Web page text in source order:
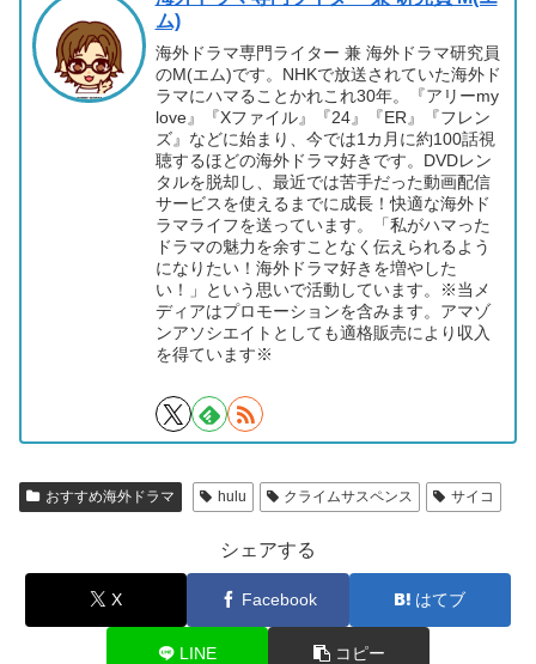
ム)
海外ドラマ専門ライター 兼 海外ドラマ研究員
のM(エム)です。NHKで放送されていた海外ド
ラマにハマることかれこれ30年。『アリーmy
love』『Xファイル』『24』『ER』『フレン
ズ』などに始まり、今では1カ月に約100話視
聴するほどの海外ドラマ好きです。DVDレン
タルを脱却し、最近では苦手だった動画配信
サービスを使えるまでに成長！快適な海外ド
ラマライフを送っています。「私がハマった
ドラマの魅力を余すことなく伝えられるよう
になりたい！海外ドラマ好きを増やした
い！」という思いで活動しています。※当メ
ディアはプロモーションを含みます。アマゾ
ンアソシエイトとしても適格販売により収入
を得ています※
おすすめ海外ドラマ hulu クライムサスペンス サイコ
シェアする
X Facebook はてブ
LINE コピー